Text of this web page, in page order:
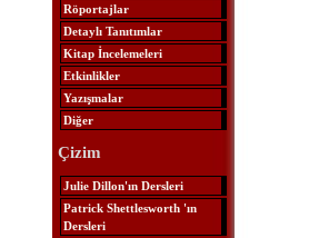
Röportajlar
Detaylı Tanıtımlar
Kitap İncelemeleri
Etkinlikler
Yazışmalar
Diğer
Çizim
Julie Dillon'ın Dersleri
Patrick Shettlesworth 'ın
Dersleri